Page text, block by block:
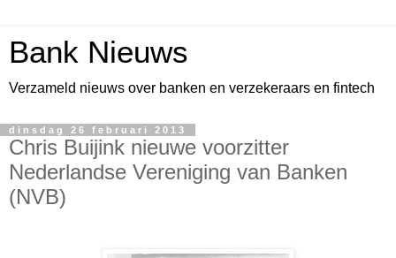
Bank Nieuws
Verzameld nieuws over banken en verzekeraars en fintech
dinsdag 26 februari 2013
Chris Buijink nieuwe voorzitter
Nederlandse Vereniging van Banken
(NVB)